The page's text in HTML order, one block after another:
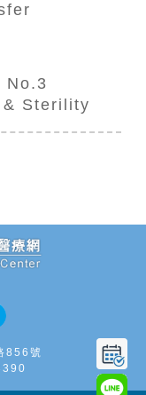
Sterility
856號